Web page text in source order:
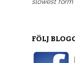
FÖLJ